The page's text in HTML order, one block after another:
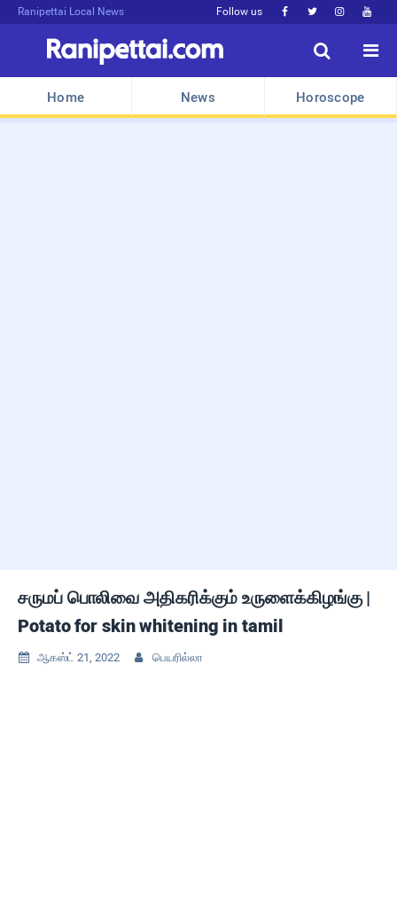
Ranipettai Local News Follow us    


Home News Horoscope
சருமப் பொலிவை அதிகரிக்கும் உருளைக்கிழங்கு |
Potato for skin whitening in tamil
 ஆகஸ்ட் 21, 2022  பெயரில்லா